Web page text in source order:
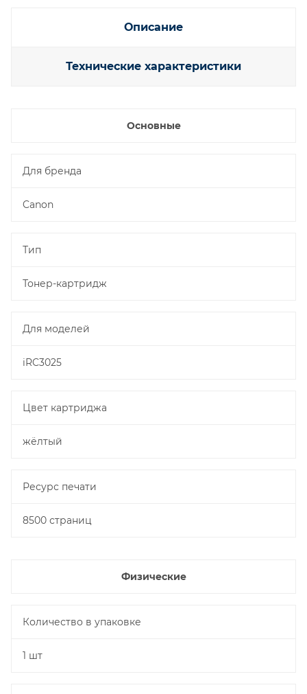
Описание
Технические характеристики
Основные
Для бренда
Canon
Тип
Тонер-картридж
Для моделей
iRC3025
Цвет картриджа
жёлтый
Ресурс печати
8500 страниц
Физические
Количество в упаковке
1 шт